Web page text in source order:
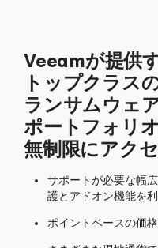
Veeamが提供
トップクラス
ランサムウェ
ポートフォリ
無制限にアク
サポートが必要な幅
護とアドオン機能を
ポイントベースの価